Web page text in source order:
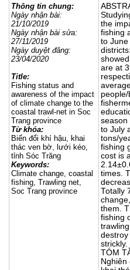
Thông tin chung:
Ngày nhận bài:
21/10/2019
Ngày nhận bài sửa:
27/11/2019
Ngày duyệt đăng:
23/04/2020
Title:
Fishing status and
awareness of the impact
of climate change to the
coastal trawl-net in Soc
Trang province
Từ khóa:
Biến đổi khí hậu, khai
thác ven bờ, lưới kéo,
tỉnh Sóc Trăng
Keywords:
Climate change, coastal
fishing, Trawling net,
Soc Trang province
the
fishing
to
are at
season
to July
tons/
fishing
cost is
times.
Totally
them.
fishing
strickly.
TÓM